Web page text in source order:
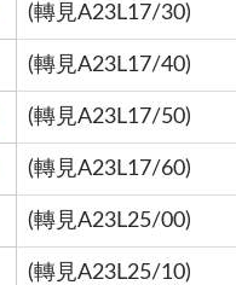
(轉見A23L17/30)
(轉見A23L17/40)
(轉見A23L17/50)
(轉見A23L17/60)
(轉見A23L25/00)
(轉見A23L25/10)